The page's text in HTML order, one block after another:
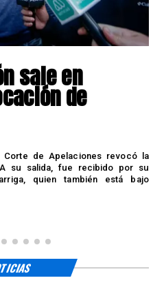
sale en
de
Corte de Apelaciones revocó la
su salida, fue recibido por su
quien también está bajo